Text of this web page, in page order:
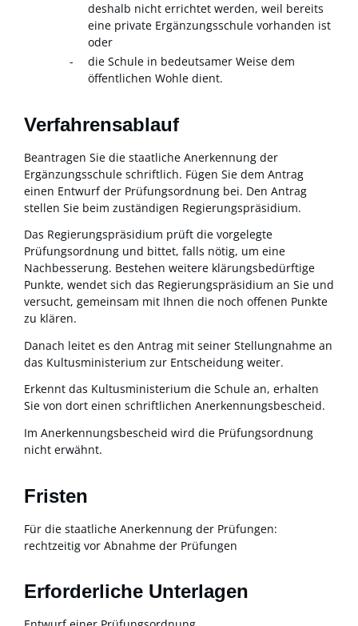
deshalb nicht errichtet werden, weil bereits
eine private Ergänzungsschule vorhanden ist
oder
die Schule in bedeutsamer Weise dem
öffentlichen Wohle dient.
Verfahrensablauf
Beantragen Sie die staatliche Anerkennung der
Ergänzungsschule schriftlich. Fügen Sie dem Antrag
einen Entwurf der Prüfungsordnung bei. Den Antrag
stellen Sie beim zuständigen Regierungspräsidium.
Das Regierungspräsidium prüft die vorgelegte
Prüfungsordnung und bittet, falls nötig, um eine
Nachbesserung. Bestehen weitere klärungsbedürftige
Punkte, wendet sich das Regierungspräsidium an Sie und
versucht, gemeinsam mit Ihnen die noch offenen Punkte
zu klären.
Danach leitet es den Antrag mit seiner Stellungnahme an
das Kultusministerium zur Entscheidung weiter.
Erkennt das Kultusministerium die Schule an, erhalten
Sie von dort einen schriftlichen Anerkennungsbescheid.
Im Anerkennungsbescheid wird die Prüfungsordnung
nicht erwähnt.
Fristen
Für die staatliche Anerkennung der Prüfungen:
rechtzeitig vor Abnahme der Prüfungen
Erforderliche Unterlagen